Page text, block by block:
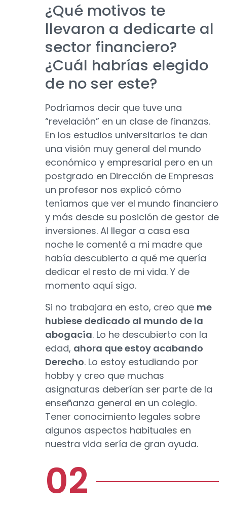
¿Qué motivos te
llevaron a dedicarte al
sector financiero?
¿Cuál habrías elegido
de no ser este?
Podríamos decir que tuve una
“revelación” en un clase de finanzas.
En los estudios universitarios te dan
una visión muy general del mundo
económico y empresarial pero en un
postgrado en Dirección de Empresas
un profesor nos explicó cómo
teníamos que ver el mundo financiero
y más desde su posición de gestor de
inversiones. Al llegar a casa esa
noche le comenté a mi madre que
había descubierto a qué me quería
dedicar el resto de mi vida. Y de
momento aquí sigo.
Si no trabajara en esto, creo que me
hubiese dedicado al mundo de la
abogacía. Lo he descubierto con la
edad, ahora que estoy acabando
Derecho. Lo estoy estudiando por
hobby y creo que muchas
asignaturas deberían ser parte de la
enseñanza general en un colegio.
Tener conocimiento legales sobre
algunos aspectos habituales en
nuestra vida sería de gran ayuda.